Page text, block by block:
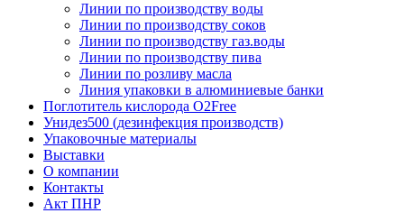
Линии по производству воды
Линии по производству соков
Линии по производству газ.воды
Линии по производству пива
Линии по розливу масла
Линия упаковки в алюминиевые банки
Поглотитель кислорода O2Free
Унидез500 (дезинфекция производств)
Упаковочные материалы
Выставки
О компании
Контакты
Акт ПНР